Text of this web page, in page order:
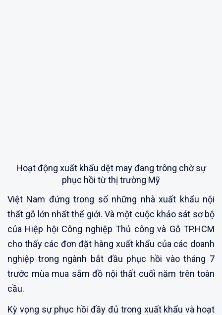
Hoạt động xuất khẩu dệt may đang trông chờ sự
phục hồi từ thị trường Mỹ
Việt Nam đứng trong số những nhà xuất khẩu nội
thất gỗ lớn nhất thế giới. Và một cuộc khảo sát sơ bộ
của Hiệp hội Công nghiệp Thủ công và Gỗ TP.HCM
cho thấy các đơn đặt hàng xuất khẩu của các doanh
nghiệp trong ngành bắt đầu phục hồi vào tháng 7
trước mùa mua sắm đồ nội thất cuối năm trên toàn
cầu.
Kỳ vọng sự phục hồi đầy đủ trong xuất khẩu và hoạt